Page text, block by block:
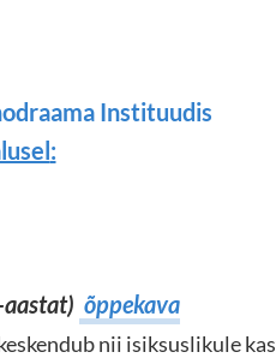
Instituudis
:
õppekava
nii isiksuslikule